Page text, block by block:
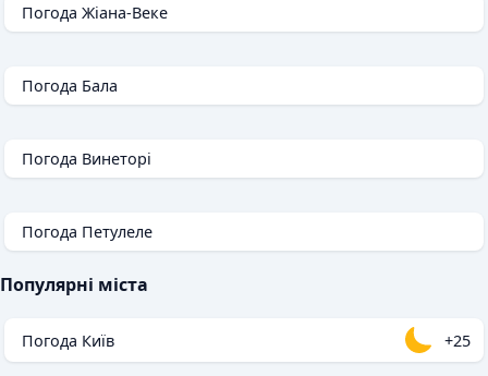
Погода Жіана-Веке
Погода Бала
Погода Винеторі
Погода Петулеле
Популярні міста
Погода Київ +25